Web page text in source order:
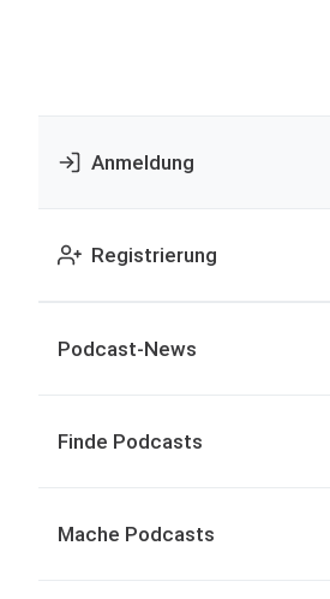
Anmeldung
Registrierung
Podcast-News
Finde Podcasts
Mache Podcasts